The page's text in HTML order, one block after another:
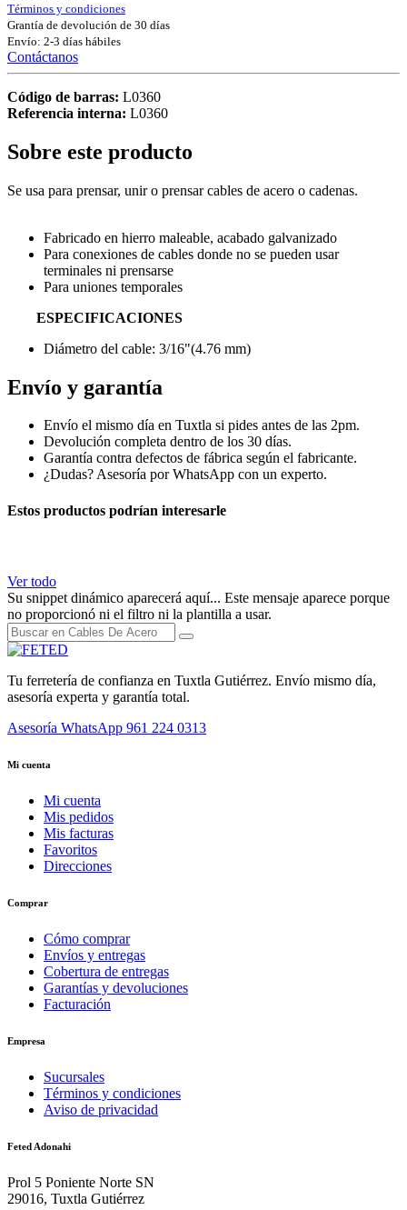
Términos y condiciones
Grantía de devolución de 30 días
Envío: 2-3 días hábiles
Contáctanos
Código de barras: L0360
Referencia interna: L0360
Sobre este producto
Se usa para prensar, unir o prensar cables de acero o cadenas.
Fabricado en hierro maleable, acabado galvanizado
Para conexiones de cables donde no se pueden usar
terminales ni prensarse
Para uniones temporales
ESPECIFICACIONES
Diámetro del cable: 3/16"(4.76 mm)
Envío y garantía
Envío el mismo día en Tuxtla si pides antes de las 2pm.
Devolución completa dentro de los 30 días.
Garantía contra defectos de fábrica según el fabricante.
¿Dudas? Asesoría por WhatsApp con un experto.
Estos productos podrían interesarle
Ver todo
Su snippet dinámico aparecerá aquí... Este mensaje aparece porque
no proporcionó ni el filtro ni la plantilla a usar.
Tu ferretería de confianza en Tuxtla Gutiérrez. Envío mismo día,
asesoría experta y garantía total.
Asesoría WhatsApp 961 224 0313
Mi cuenta
Mi cuenta
Mis pedidos
Mis facturas
Favoritos
Direcciones
Comprar
Cómo comprar
Envíos y entregas
Cobertura de entregas
Garantías y devoluciones
Facturación
Empresa
Sucursales
Términos y condiciones
Aviso de privacidad
Feted Adonahi
Prol 5 Poniente Norte SN
29016, Tuxtla Gutiérrez